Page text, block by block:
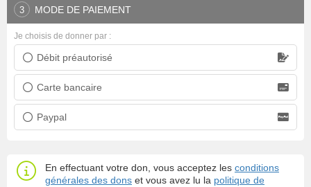
3 MODE DE PAIEMENT
Débit préautorisé
Prélèvement bancaire
Carte bancaire
Carte bancaire
Paypal
Paypal
Je choisis de donner par :
En effectuant votre don, vous acceptez les conditions
générales des dons et vous avez lu la politique de